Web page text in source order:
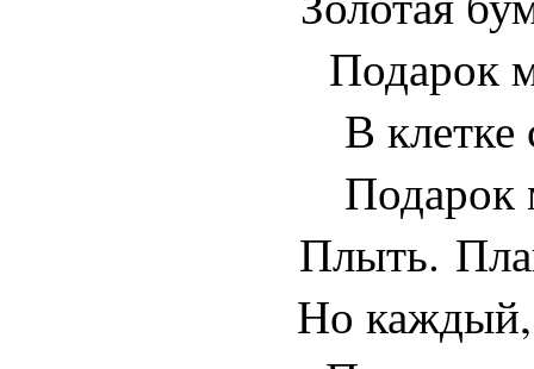
Подарок
В
Подарок
Плыть.
Но